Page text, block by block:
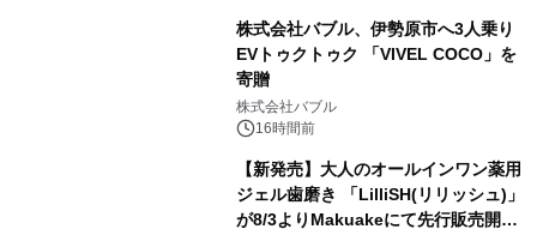
株式会社バブル、伊勢原市へ3人乗り
EVトゥクトゥク 「VIVEL COCO」を
寄贈
株式会社バブル
16時間前
【新発売】大人のオールインワン薬用
ジェル歯磨き 「LilliSH(リリッシュ)」
が8/3よりMakuakeにて先行販売開